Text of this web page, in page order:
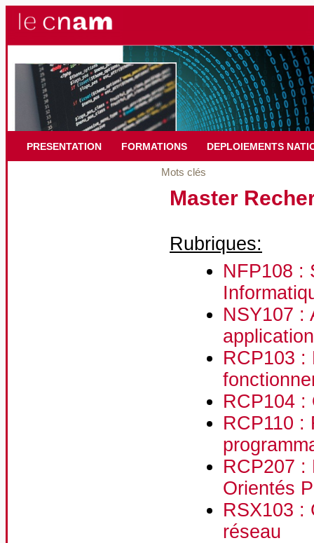
PRESENTATION FORMATIONS DEPLOIEMENTS
Mots clés
Master
Rubriques:
NFP108 :
NSY107 :
RCP103 :
RCP104 :
RCP110 :
RCP207 :
Orientés
RSX103 :
réseau